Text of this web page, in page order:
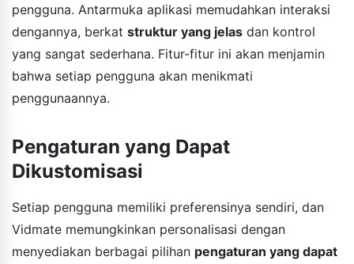
pengguna. Antarmuka aplikasi memudahkan interaksi
dengannya, berkat struktur yang jelas dan kontrol
yang sangat sederhana. Fitur-fitur ini akan menjamin
bahwa setiap pengguna akan menikmati
penggunaannya.
Pengaturan yang Dapat
Dikustomisasi
Setiap pengguna memiliki preferensinya sendiri, dan
Vidmate memungkinkan personalisasi dengan
menyediakan berbagai pilihan pengaturan yang dapat